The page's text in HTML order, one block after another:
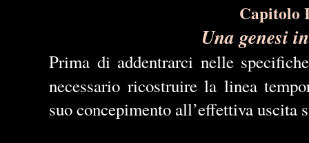
Capitolo
Una genesi
Prima di addentrarci nelle
necessario ricostruire la linea
suo concepimento all’effettiva uscita